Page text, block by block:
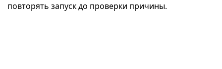
повторять запуск до проверки причины.